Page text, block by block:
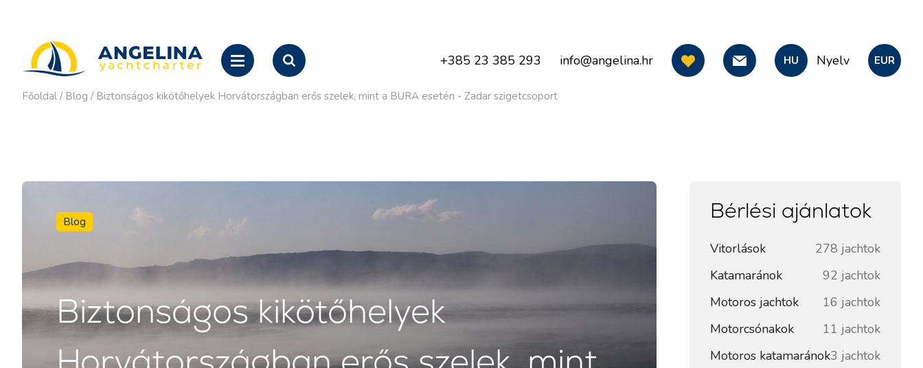
+385 23 385 293 info@angelina.hr HU Nyelv EUR
Főoldal / Blog / Biztonságos kikötőhelyek Horvátországban erős szelek, mint a BURA esetén - Zadar szigetcsoport
Blog
Biztonságos kikötőhelyek
Bérlési ajánlatok
Vitorlások
278 jachtok
Katamaránok
92 jachtok
Motoros jachtok
16 jachtok
Motorcsónakok
11 jachtok
Motoros katamaránok3 jachtok